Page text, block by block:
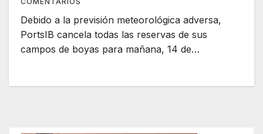
Debido a la previsión meteorológica adversa,
PortsIB cancela todas las reservas de sus
campos de boyas para mañana, 14 de…